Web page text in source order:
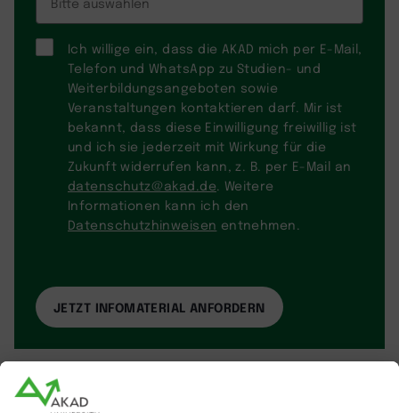
Ich willige ein, dass die AKAD mich per E-Mail,
Telefon und WhatsApp zu Studien- und
Weiterbildungsangeboten sowie
Veranstaltungen kontaktieren darf. Mir ist
bekannt, dass diese Einwilligung freiwillig ist
und ich sie jederzeit mit Wirkung für die
Zukunft widerrufen kann, z. B. per E-Mail an
datenschutz@akad.de . Weitere
Informationen kann ich den
Datenschutzhinweisen entnehmen.